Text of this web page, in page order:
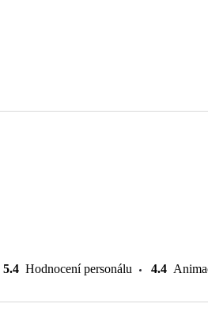
5.4 Hodnocení personálu 4.4